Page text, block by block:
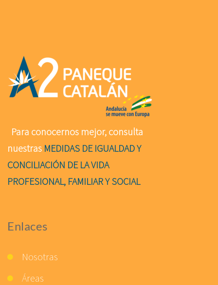
Para conocernos mejor, consulta
nuestras MEDIDAS DE IGUALDAD Y
CONCILIACIÓN DE LA VIDA
PROFESIONAL, FAMILIAR Y SOCIAL
Enlaces
Nosotras
Áreas